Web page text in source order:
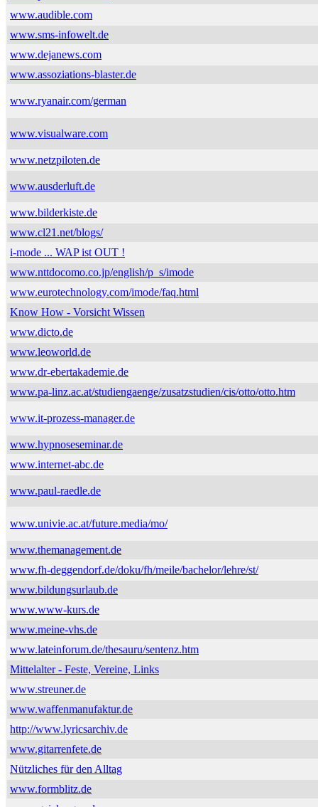
www.audible.com
www.sms-infowelt.de
www.dejanews.com
www.assoziations-blaster.de
www.ryanair.com/german
www.visualware.com
www.netzpiloten.de
www.ausderluft.de
www.bilderkiste.de
www.cl21.net/blogs/
i-mode ... WAP ist OUT !
www.nttdocomo.co.jp/english/p_s/imode
www.eurotechnology.com/imode/faq.html
Know How - Vorsicht Wissen
www.dicto.de
www.leoworld.de
www.dr-ebertakademie.de
www.pa-linz.ac.at/studiengaenge/zusatzstudien/cis/otto/otto.htm
www.it-prozess-manager.de
www.hypnoseseminar.de
www.internet-abc.de
www.paul-raedle.de
www.univie.ac.at/future.media/mo/
www.themanagement.de
www.fh-deggendorf.de/doku/fh/meile/bachelor/lehre/st/
www.bildungsurlaub.de
www.www-kurs.de
www.meine-vhs.de
www.lateinforum.de/thesauru/sentenz.htm
Mittelalter - Feste, Vereine, Links
www.streuner.de
www.waffenmanufaktur.de
http://www.lyricsarchiv.de
www.gitarrenfete.de
Nützliches für den Alltag
www.formblitz.de